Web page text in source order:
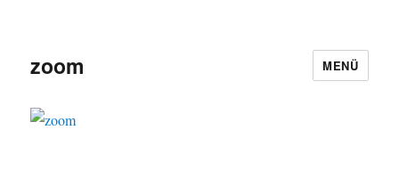
zoom MENÜ